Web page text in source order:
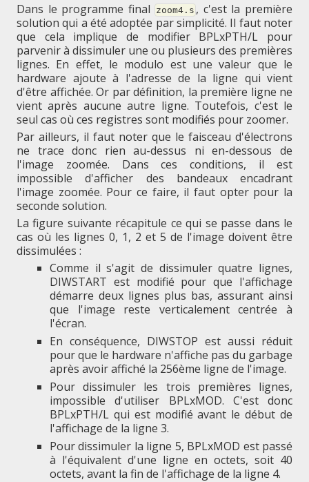
Dans le programme final
zoom4.s , c'est la première
solution qui a été adoptée par simplicité. Il faut noter
que cela implique de modifier BPLxPTH/L pour
parvenir à dissimuler une ou plusieurs des premières
lignes. En effet, le modulo est une valeur que le
hardware ajoute à l'adresse de la ligne qui vient
d'être affichée. Or par définition, la première ligne ne
vient après aucune autre ligne. Toutefois, c'est le
seul cas où ces registres sont modifiés pour zoomer.
Par ailleurs, il faut noter que le faisceau d'électrons
ne trace donc rien au-dessus ni en-dessous de
l'image zoomée. Dans ces conditions, il est
impossible d'afficher des bandeaux encadrant
l'image zoomée. Pour ce faire, il faut opter pour la
seconde solution.
La figure suivante récapitule ce qui se passe dans le
cas où les lignes 0, 1, 2 et 5 de l'image doivent être
dissimulées :
Comme il s'agit de dissimuler quatre lignes,
DIWSTART est modifié pour que l'affichage
démarre deux lignes plus bas, assurant ainsi
que l'image reste verticalement centrée à
l'écran.
En conséquence, DIWSTOP est aussi réduit
pour que le hardware n'affiche pas du garbage
après avoir affiché la 256ème ligne de l'image.
Pour dissimuler les trois premières lignes,
impossible d'utiliser BPLxMOD. C'est donc
BPLxPTH/L qui est modifié avant le début de
l'affichage de la ligne 3.
Pour dissimuler la ligne 5, BPLxMOD est passé
à l'équivalent d'une ligne en octets, soit 40
octets, avant la fin de l'affichage de la ligne 4.